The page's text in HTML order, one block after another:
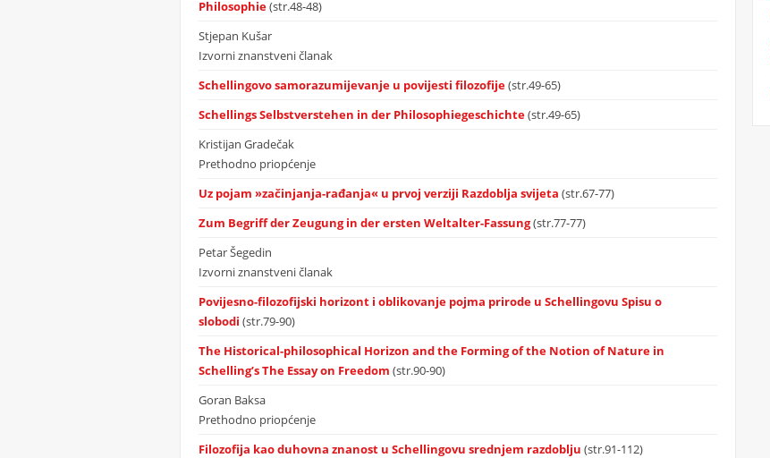
Philosophie(str.48-48)
Stjepan Kušar
Izvorni znanstveni članak
Schellingovo samorazumijevanje u povijesti filozofije(str.49-65)
Schellings Selbstverstehen in der Philosophiegeschichte(str.49-65)
Kristijan Gradečak
Prethodno priopćenje
Uz pojam »začinjanja-rađanja« u prvoj verziji Razdoblja svijeta (str.67-77)
Zum Begriff der Zeugung in der ersten Weltalter-Fassung(str.77-77)
Petar Šegedin
Izvorni znanstveni članak
Povijesno-filozofijski horizont i oblikovanje pojma prirode u Schellingovu Spisu o
slobodi (str.79-90)
The Historical-philosophical Horizon and the Forming of the Notion of Nature in
Schelling’s The Essay on Freedom (str.90-90)
Goran Baksa
Prethodno priopćenje
Filozofija kao duhovna znanost u Schellingovu srednjem razdoblju (str.91-112)